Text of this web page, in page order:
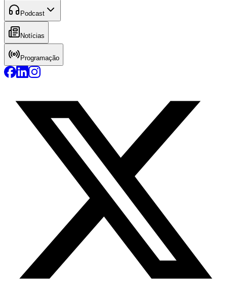
Podcast
Notícias
Programação